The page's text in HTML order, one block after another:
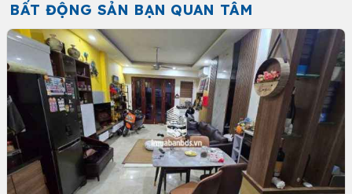
BẤT ĐỘNG SẢN BẠN QUAN TÂM